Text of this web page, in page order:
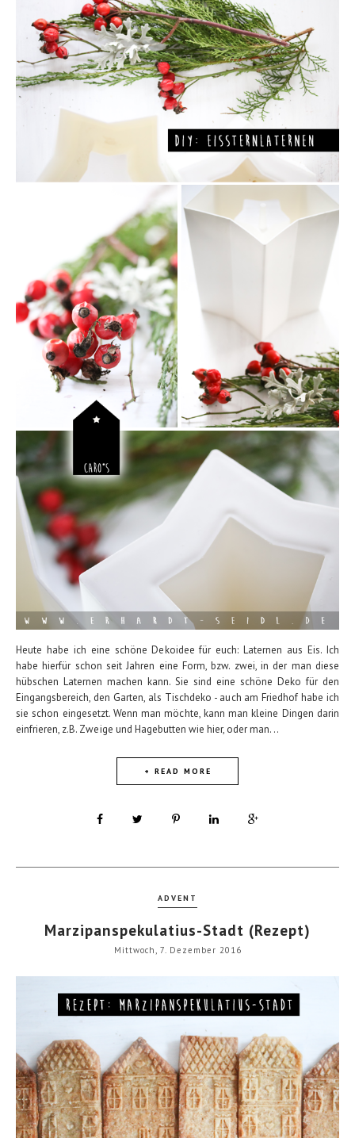
Heute habe ich eine schöne Dekoidee für euch: Laternen aus Eis. Ich
habe hierfür schon seit Jahren eine Form, bzw. zwei, in der man diese
hübschen Laternen machen kann. Sie sind eine schöne Deko für den
Eingangsbereich, den Garten, als Tischdeko - auch am Friedhof habe ich
sie schon eingesetzt. Wenn man möchte, kann man kleine Dingen darin
einfrieren, z.B. Zweige und Hagebutten wie hier, oder man...
+ READ MORE
ADVENT
Marzipanspekulatius-Stadt (Rezept)
Mittwoch, 7. Dezember 2016